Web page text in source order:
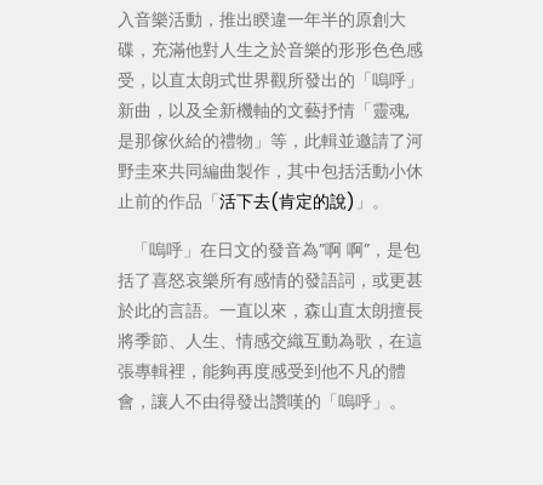
入音樂活動，推出睽違一年半的原創大
碟，充滿他對人生之於音樂的形形色色感
受，以直太朗式世界觀所發出的「嗚呼」
新曲，以及全新機軸的文藝抒情「靈魂,
是那傢伙給的禮物」等，此輯並邀請了河
野圭來共同編曲製作，其中包括活動小休
止前的作品「 活下去(肯定的說) 」。
「嗚呼」在日文的發音為”啊 啊”，是包
括了喜怒哀樂所有感情的發語詞，或更甚
於此的言語。一直以來，森山直太朗擅長
將季節、人生、情感交織互動為歌，在這
張專輯裡，能夠再度感受到他不凡的體
會，讓人不由得發出讚嘆的「嗚呼」。